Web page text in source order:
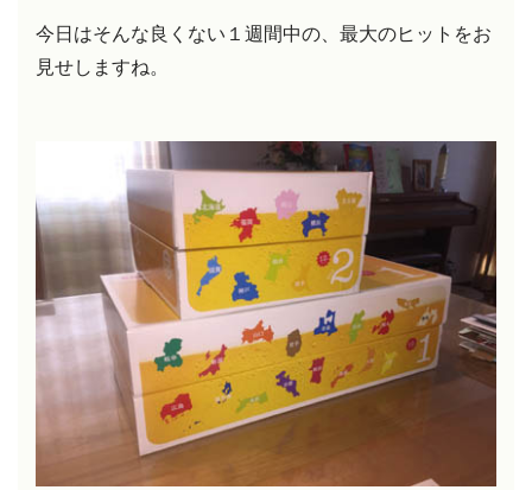
今日はそんな良くない１週間中の、最大のヒットをお
見せしますね。